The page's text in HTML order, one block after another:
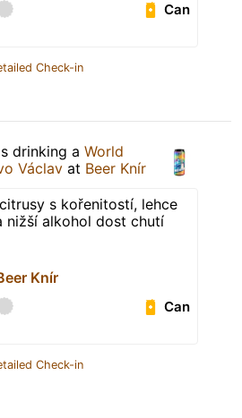
Can
Check-in
drinking a World
Václav at Beer Knír
s kořenitostí, lehce
nižší alkohol dost chutí
Knír
Can
Check-in